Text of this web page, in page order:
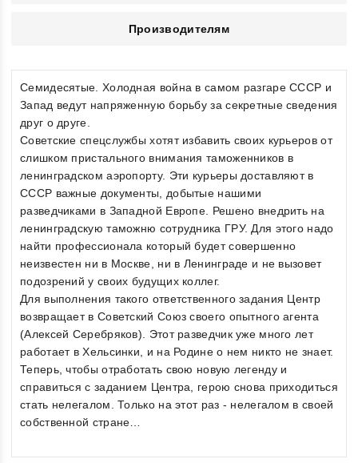
Производителям
Семидесятые. Холодная война в самом разгаре СССР и
Запад ведут напряженную борьбу за секретные сведения
друг о друге.
Советские спецслужбы хотят избавить своих курьеров от
слишком пристального внимания таможенников в
ленинградском аэропорту. Эти курьеры доставляют в
СССР важные документы, добытые нашими
разведчиками в Западной Европе. Решено внедрить на
ленинградскую таможню сотрудника ГРУ. Для этого надо
найти профессионала который будет совершенно
неизвестен ни в Москве, ни в Ленинграде и не вызовет
подозрений у своих будущих коллег.
Для выполнения такого ответственного задания Центр
возвращает в Советский Союз своего опытного агента
(Алексей Серебряков). Этот разведчик уже много лет
работает в Хельсинки, и на Родине о нем никто не знает.
Теперь, чтобы отработать свою новую легенду и
справиться с заданием Центра, герою снова приходиться
стать нелегалом. Только на этот раз - нелегалом в своей
собственной стране…